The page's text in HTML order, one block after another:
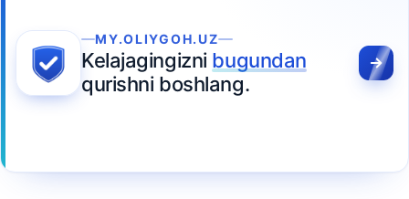
MY.OLIYGOH.UZ
Kelajagingizni bugundan
qurishni boshlang.